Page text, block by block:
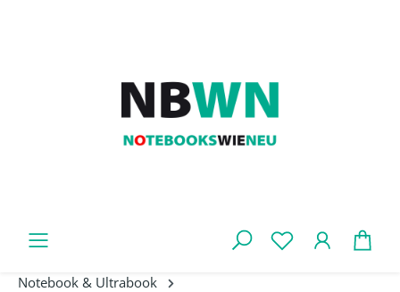
Notebook & Ultrabook